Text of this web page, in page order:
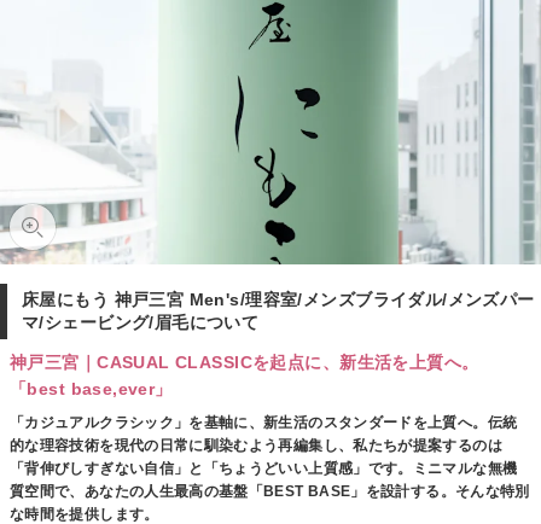
床屋にもう 神戸三宮 Men's/理容室/メンズブライダル/メンズパー
マ/シェービング/眉毛について
神戸三宮｜CASUAL CLASSICを起点に、新生活を上質へ。
「best base,ever」
「カジュアルクラシック」を基軸に、新生活のスタンダードを上質へ。伝統
的な理容技術を現代の日常に馴染むよう再編集し、私たちが提案するのは
「背伸びしすぎない自信」と「ちょうどいい上質感」です。ミニマルな無機
質空間で、あなたの人生最高の基盤「BEST BASE」を設計する。そんな特別
な時間を提供します。